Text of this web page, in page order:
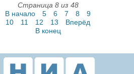
Страница 8 из 48
В начало
5 6 7 8
9
10
11 12 13
Вперёд
В конец